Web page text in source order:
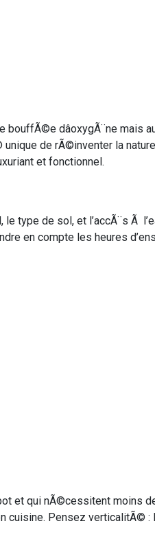
bouffÃ©e dâoxygÃ¨ne mais
de rÃ©inventer la
et fonctionnel.
le type de sol, et l’accÃ¨s Ã
en compte les heures
et qui nÃ©cessitent moins
cuisine. Pensez verticalitÃ©